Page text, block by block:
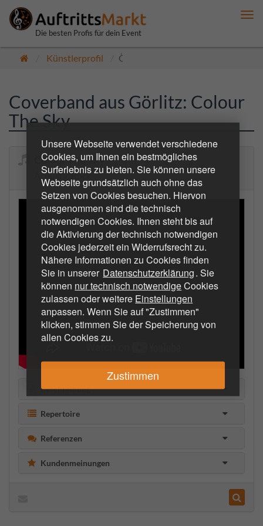
Unsere Webseite verwendet verschiedene
Cookies, um Ihnen ein bestmögliches
Surferlebnis zu bieten. Sie können unsere
Webseite grundsätzlich auch ohne das
Setzen von Cookies besuchen. Hiervon
ausgenommen sind die technisch
notwendigen Cookies. Ihnen steht bis auf
die Aktivierung der technisch notwendigen
Cookies jederzeit ein Widerrufsrecht zu.
Nähere Informationen zu Cookies finden
Sie in unserer Datenschutzerklärung. Sie
können nur technisch notwendigeCookies
zulassen oder weitere Einstellungen
anpassen. Wenn Sie auf "Zustimmen"
klicken, stimmen Sie der Speicherung von
allen Cookies zu.
Zustimmen
Die besten Profis für dein Event
Künstlerprofil Öffentlich
Coverband aus Görlitz: Colour
The Sky
Colour The Sky
Acoustic Rock
Beschreibung
Repertoire
Referenzen
Kundenmeinungen